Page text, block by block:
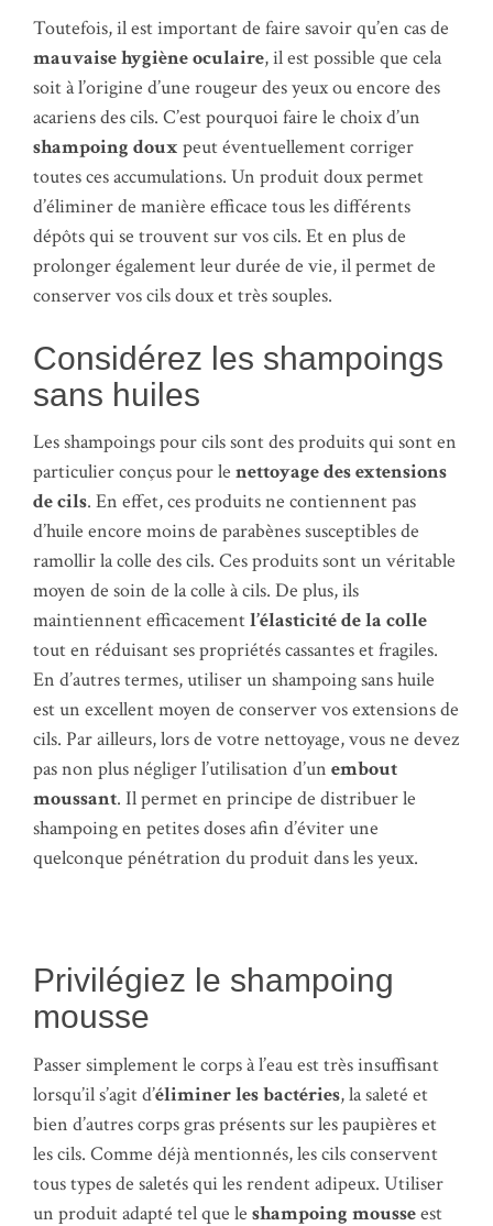
Toutefois, il est important de faire savoir qu’en cas de
mauvaise hygiène oculaire, il est possible que cela
soit à l’origine d’une rougeur des yeux ou encore des
acariens des cils. C’est pourquoi faire le choix d’un
shampoing doux peut éventuellement corriger
toutes ces accumulations. Un produit doux permet
d’éliminer de manière efficace tous les différents
dépôts qui se trouvent sur vos cils. Et en plus de
prolonger également leur durée de vie, il permet de
conserver vos cils doux et très souples.
Considérez les shampoings
sans huiles
Les shampoings pour cils sont des produits qui sont en
particulier conçus pour le nettoyage des extensions
de cils. En effet, ces produits ne contiennent pas
d’huile encore moins de parabènes susceptibles de
ramollir la colle des cils. Ces produits sont un véritable
moyen de soin de la colle à cils. De plus, ils
maintiennent efficacementl’élasticité de la colle
tout en réduisant ses propriétés cassantes et fragiles.
En d’autres termes, utiliser un shampoing sans huile
est un excellent moyen de conserver vos extensions de
cils. Par ailleurs, lors de votre nettoyage, vous ne devez
pas non plus négliger l’utilisation d’un embout
moussant. Il permet en principe de distribuer le
shampoing en petites doses afin d’éviter une
quelconque pénétration du produit dans les yeux.
Privilégiez le shampoing
mousse
Passer simplement le corps à l’eau est très insuffisant
lorsqu’il s’agit d’éliminer les bactéries, la saleté et
bien d’autres corps gras présents sur les paupières et
les cils. Comme déjà mentionnés, les cils conservent
tous types de saletés qui les rendent adipeux. Utiliser
un produit adapté tel que le shampoing mousseest